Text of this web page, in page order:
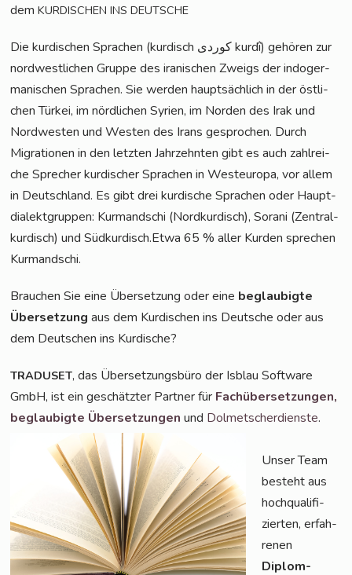
demKURDISCHEN INS DEUTSCHE
Die kur­di­schen Spra­chen (kur­disch کوردی kur­dî) gehö­ren zur
nord­west­li­chen Grup­pe des ira­ni­schen Zweigs der indo­ger­
ma­ni­schen Spra­chen. Sie wer­den haupt­säch­lich in der öst­li­
chen Tür­kei, im nörd­li­chen Syri­en, im Nor­den des Irak und
Nord­wes­ten und Wes­ten des Irans gespro­chen. Durch
Migra­tio­nen in den letz­ten Jahr­zehn­ten gibt es auch zahl­rei­
che Spre­cher kur­di­scher Spra­chen in West­eu­ro­pa, vor allem
in Deutsch­land. Es gibt drei kur­di­sche Spra­chen oder Haupt­
dia­lekt­grup­pen: Kur­mandschi (Nord­kur­disch), Sora­ni (Zen­tral­
kur­disch) und Südkurdisch.Etwa 65 % aller Kur­den spre­chen
Kurmandschi.
Brau­chen Sie eine Über­set­zung oder eine beglau­big­te
Über­set­zung aus dem Kur­di­schen ins Deut­sche oder aus
dem Deut­schen ins Kurdische?
TRADUSET, das Über­set­zungs­bü­ro der Isblau Soft­ware
GmbH, ist ein geschätz­ter Part­ner für Fach­über­set­zun­gen,
beglau­big­te Über­set­zun­gen und Dol­met­scher­diens­te.
Unser Team
besteht aus
hoch­qua­li­fi­
zier­ten, erfah­
re­nen
Diplom-